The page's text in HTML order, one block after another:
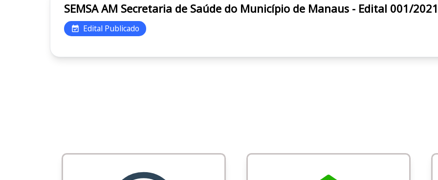
SEMSA AM Secretaria de Saúde do Município de Manaus - Edital 001/2021
Edital Publicado